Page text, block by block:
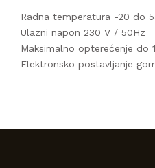
Radna temperatura -20 do
Ulazni napon 230 V / 50Hz
Maksimalno opterećenje do
Elektronsko postavljanje